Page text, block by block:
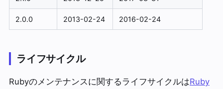
2.0.0 2013-02-24 2016-02-24
ライフサイクル
Rubyのメンテナンスに関するライフサイクルはRuby